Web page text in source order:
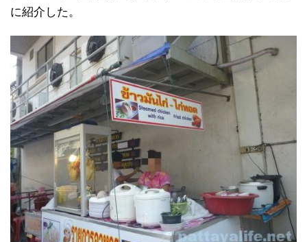
に紹介した。